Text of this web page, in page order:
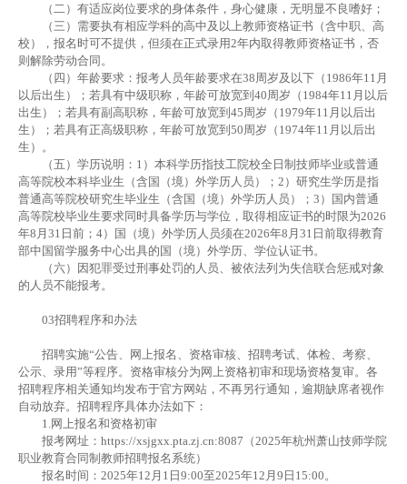
（二）有适应岗位要求的身体条件，身心健康，无明显不良嗜好；
（三）需要执有相应学科的高中及以上教师资格证书（含中职、高
校），报名时可不提供，但须在正式录用2年内取得教师资格证书，否
则解除劳动合同。
（四）年龄要求：报考人员年龄要求在38周岁及以下（1986年11月
以后出生）；若具有中级职称，年龄可放宽到40周岁（1984年11月以后
出生）；若具有副高职称，年龄可放宽到45周岁（1979年11月以后出
生）；若具有正高级职称，年龄可放宽到50周岁（1974年11月以后出
生）。
（五）学历说明：1）本科学历指技工院校全日制技师毕业或普通
高等院校本科毕业生（含国（境）外学历人员）；2）研究生学历是指
普通高等院校研究生毕业生（含国（境）外学历人员）；3）国内普通
高等院校毕业生要求同时具备学历与学位，取得相应证书的时限为2026
年8月31日前；4）国（境）外学历人员须在2026年8月31日前取得教育
部中国留学服务中心出具的国（境）外学历、学位认证书。
（六）因犯罪受过刑事处罚的人员、被依法列为失信联合惩戒对象
的人员不能报考。
03招聘程序和办法
招聘实施“公告、网上报名、资格审核、招聘考试、体检、考察、
公示、录用”等程序。资格审核分为网上资格初审和现场资格复审。各
招聘程序相关通知均发布于官方网站，不再另行通知，逾期缺席者视作
自动放弃。招聘程序具体办法如下：
1.网上报名和资格初审
报考网址：https://xsjgxx.pta.zj.cn:8087（2025年杭州萧山技师学院
职业教育合同制教师招聘报名系统）
报名时间：2025年12月1日9:00至2025年12月9日15:00。